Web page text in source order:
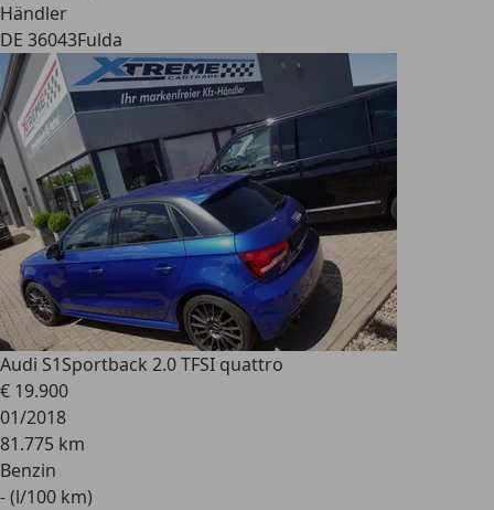
Händler
DE 36043Fulda
Audi S1Sportback 2.0 TFSI quattro
€ 19.900
01/2018
81.775 km
Benzin
- (l/100 km)